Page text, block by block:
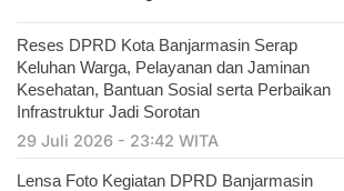
Reses DPRD Kota Banjarmasin Serap
Keluhan Warga, Pelayanan dan Jaminan
Kesehatan, Bantuan Sosial serta Perbaikan
Infrastruktur Jadi Sorotan
29 Juli 2026 - 23:42 WITA
Lensa Foto Kegiatan DPRD Banjarmasin